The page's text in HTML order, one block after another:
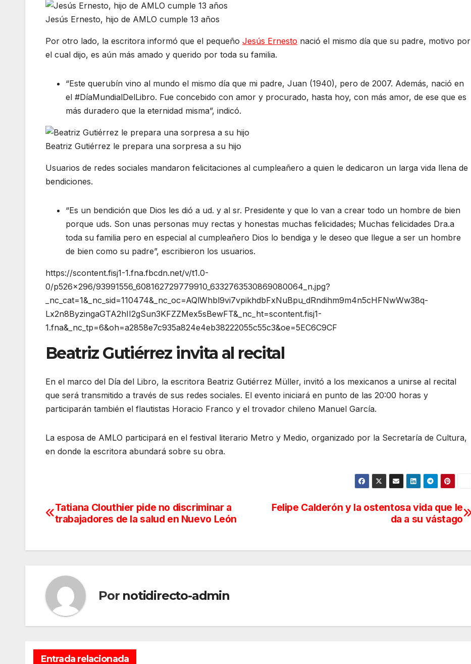
Jesús Ernesto, hijo de AMLO cumple 13 años
Por otro lado, la escritora informó que el pequeño Jesús Ernesto nació el mismo día que su padre, motivo por
el cual dijo, es aún más amado y querido por toda su familia.
“Este querubín vino al mundo el mismo día que mi padre, Juan (1940), pero de 2007. Además, nació en
el #DíaMundialDelLibro. Fue concebido con amor y procurado, hasta hoy, con más amor, de ese que es
más duradero que la eternidad misma”, indicó.
Beatriz Gutiérrez le prepara una sorpresa a su hijo
Usuarios de redes sociales mandaron felicitaciones al cumpleañero a quien le dedicaron un larga vida llena de
bendiciones.
“Es un bendición que Dios les dió a ud. y al sr. Presidente y que lo van a crear todo un hombre de bien
porque uds. Son unas personas muy rectas y honestas muchas felicidades; Muchas felicidades Dra.a
toda su familia pero en especial al cumpleañero Dios lo bendiga y le deseo que llegue a ser un hombre
de bien como su padre”, escribieron los usuarios.
https://scontent.fisj1-1.fna.fbcdn.net/v/t1.0-
0/p526x296/93991556_608162729779910_6332763530869080064_n.jpg?
_nc_cat=1&_nc_sid=110474&_nc_oc=AQlWhbl9vi7vpikhdbFxNuBpu_dRndihm9m4n5cHFNwWw38q-
Lx2n8ByzingaGTA2hII2gSun3KFZZMex5sBewFT&_nc_ht=scontent.fisj1-
1.fna&_nc_tp=6&oh=a2858e7c935a824e4eb38222055c55c3&oe=5EC6C9CF
Beatriz Gutiérrez invita al recital
En el marco del Día del Libro, la escritora Beatriz Gutiérrez Müller, invitó a los mexicanos a unirse al recital
que será transmitido a través de sus redes sociales. El evento iniciará en punto de las 20:00 horas y
participarán también el flautistas Horacio Franco y el trovador chileno Manuel García.
La esposa de AMLO participará en el festival literario Metro y Medio, organizado por la Secretaría de Cultura,
en donde la escritora abundará sobre su obra.
Navegación
entradas
Felipe Calderón y la ostentosa vida que le
da a su vástago
Tatiana Clouthier pide no discriminar a
trabajadores de la salud en Nuevo León
Por notidirecto-admin
Entrada relacionada